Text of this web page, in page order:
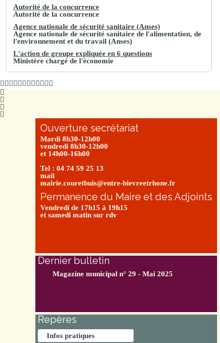
Autorité de la concurrence
Autorité de la concurrence
Agence nationale de sécurité sanitaire (Anses)
Agence nationale de sécurité sanitaire de l'alimentation, de
l'environnement et du travail (Anses)
L'action de groupe expliquée en 6 questions
Ministère chargé de l'économie
Ouverture secrétariat
Mardi 8h30-12h00
vendredi 8h30-12h00
et 14h00-16h00
Tel : 04 74 59 25 13
mail
mairie.couretbuis@entre-bievreetrhone.fr
Permanence du Maire et des Adjoints
Vendredi de 17h15 à 19h15
et samedi matin sur rdv
Dernier bulletin
Magazine municipal n° 29 - Mai 2025
Repères
Infos pratiques